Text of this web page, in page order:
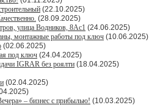
(22.10.2025)
(28.09.2025)
улица Водников, 8Ас1 (24.06.2025)
монтажные работы под ключ (10.06.2025)
(02.06.2025)
под ключ (24.04.2025)
IGRAR без роялти (18.04.2025)
(02.04.2025)
– бизнес с прибылью! (10.03.2025)